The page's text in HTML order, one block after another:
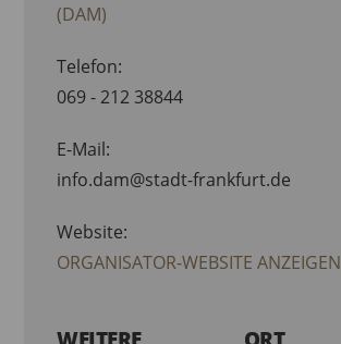
(DAM)
Telefon:
069 - 212 38844
E-Mail:
info.dam@stadt-frankfurt.de
Website:
ORGANISATOR-WEBSITE ANZEIGEN